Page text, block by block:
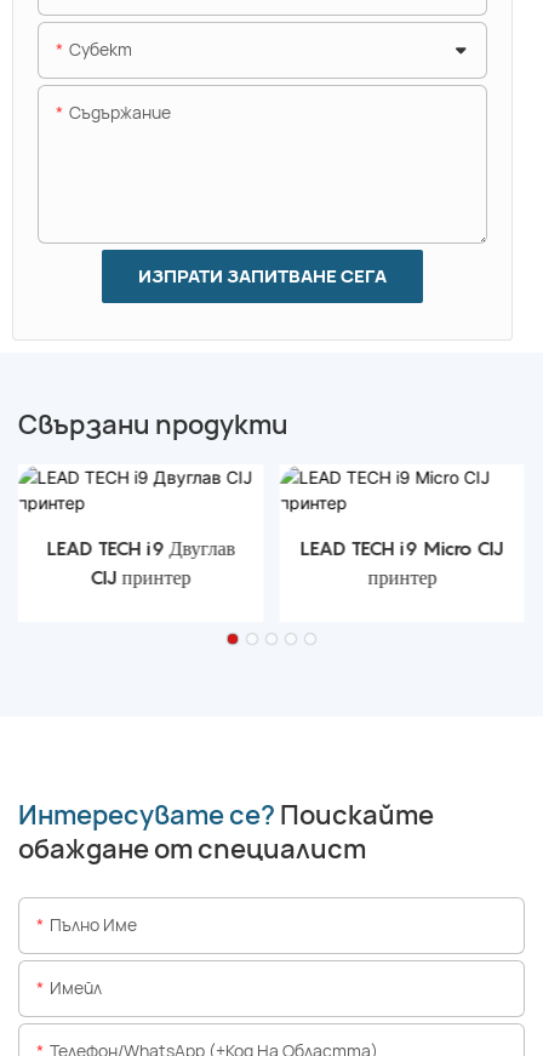
Субект
Съдържание
ИЗПРАТИ ЗАПИТВАНЕ СЕГА
Свързани продукти
LEAD TECH i9 Двуглав
CIJ принтер
LEAD TECH i9 Micro CIJ
принтер
Интересувате се? Поискайте
обаждане от специалист
Пълно Име
Имейл
Телефон/WhatsApp (+Код На Областта)